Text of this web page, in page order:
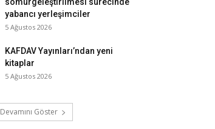
yabancı yerleşimciler
5 Ağustos 2026
KAFDAV Yayınları’ndan yeni
kitaplar
5 Ağustos 2026
Devamını Göster